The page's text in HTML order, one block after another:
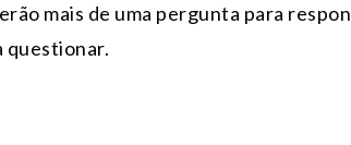
mais de uma pergunta para
questionar.